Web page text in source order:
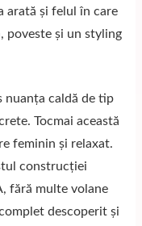
arată și felul în care
poveste și un styling
nuanța caldă de tip
Tocmai această
feminin și relaxat.
construcției
fără multe volane
descoperit și